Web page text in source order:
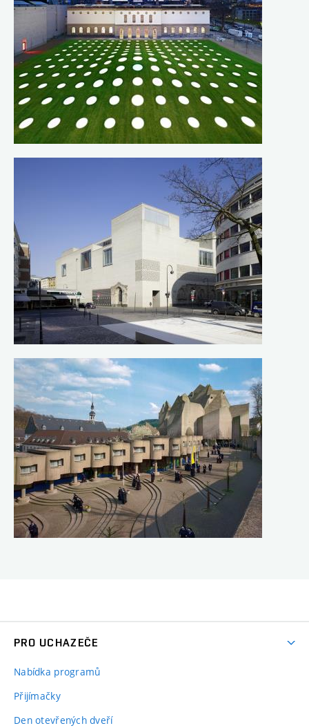
PRO UCHAZEČE
Nabídka programů
Přijímačky
Den otevřených dveří